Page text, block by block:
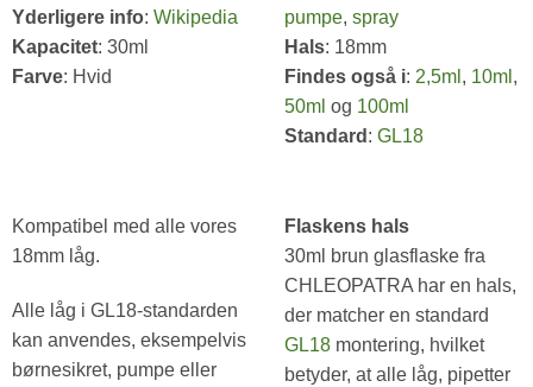
Yderligere info: Wikipedia
Kapacitet: 30ml
Farve: Hvid
pumpe, spray
Hals: 18mm
Findes også i: 2,5ml , 10ml ,
50ml og 100ml
Standard : GL18
Kompatibel med alle vores
18mm låg.
Alle låg i GL18-standarden
kan anvendes, eksempelvis
børnesikret, pumpe eller
Flaskens hals
30ml brun glasflaske fra
CHLEOPATRA har en hals,
der matcher en standard
GL18 montering, hvilket
betyder, at alle låg, pipetter